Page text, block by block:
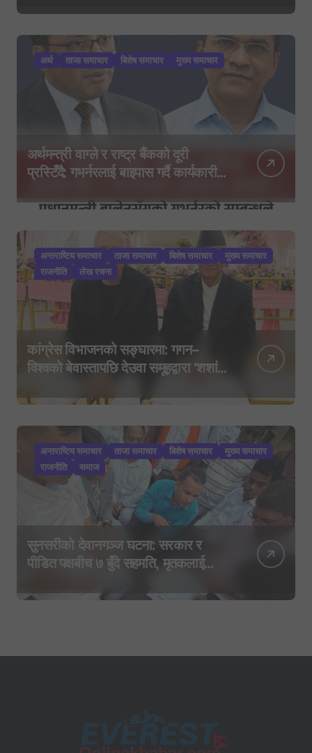
अर्थ ताजा समाचार बिशेष समाचार मुख्य समाचार
अर्थमन्त्री वाग्ले र राष्ट्र बैंकको दूरी
प्रस्टिँदै: गभर्नरलाई बाइपास गर्दै कार्यकारी
अन्तराष्टिय समाचार ताजा समाचार बिशेष समाचार
मुख्य समाचार
राजनीति
लेख रचना
कांग्रेस विभाजनको सङ्घारमा: गगन–
विश्वको बेवास्तापछि देउवा समूहद्वारा ‘शशांक
यात्राको घोषणा तयारी!
अन्तराष्टिय समाचार ताजा समाचार बिशेष समाचार
मुख्य समाचार
राजनीति
समाज
सुनसरीको देवानगञ्ज घटना: सरकार र
पीडित पक्षबीच ७ बुँदे सहमति, मृतकलाई